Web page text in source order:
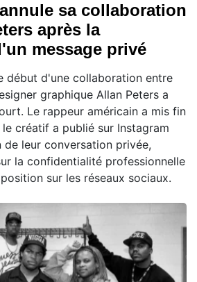
sa collaboration
après la
message privé
début d'une collaboration entre
graphique Allan Peters a
Le rappeur américain a mis fin
créatif a publié sur Instagram
de leur conversation privée,
la confidentialité professionnelle
sur les réseaux sociaux.